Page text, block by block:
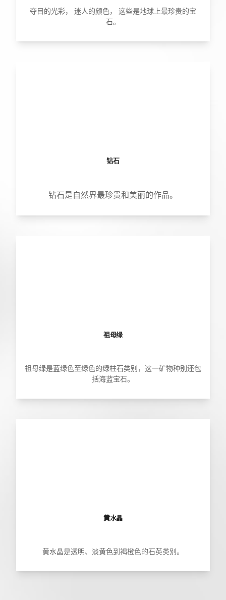
夺目的光彩， 迷人的颜色， 这些是地球上最珍贵的宝
石。
钻石
钻石是自然界最珍贵和美丽的作品。
祖母绿
祖母绿是蓝绿色至绿色的绿柱石类别，这一矿物种别还包
括海蓝宝石。
黄水晶
黄水晶是透明、淡黄色到褐橙色的石英类别。